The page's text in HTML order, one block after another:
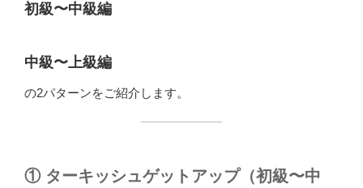
初級〜中級編
中級〜上級編
の2パターンをご紹介します。
① ターキッシュゲットアップ（初級〜中